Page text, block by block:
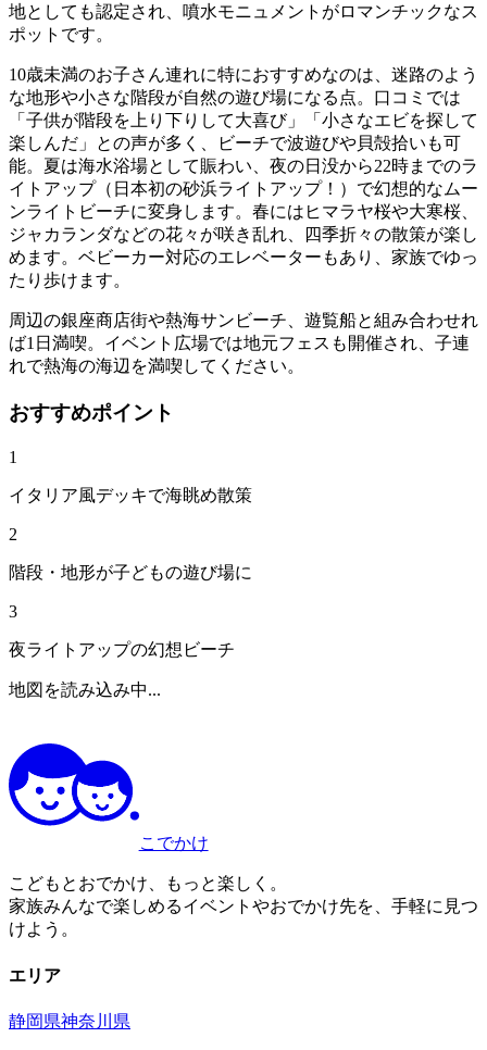
地としても認定され、噴水モニュメントがロマンチックなス
ポットです。
10歳未満のお子さん連れに特におすすめなのは、迷路のよう
な地形や小さな階段が自然の遊び場になる点。口コミでは
「子供が階段を上り下りして大喜び」「小さなエビを探して
楽しんだ」との声が多く、ビーチで波遊びや貝殻拾いも可
能。夏は海水浴場として賑わい、夜の日没から22時までのラ
イトアップ（日本初の砂浜ライトアップ！）で幻想的なムー
ンライトビーチに変身します。春にはヒマラヤ桜や大寒桜、
ジャカランダなどの花々が咲き乱れ、四季折々の散策が楽し
めます。ベビーカー対応のエレベーターもあり、家族でゆっ
たり歩けます。
周辺の銀座商店街や熱海サンビーチ、遊覧船と組み合わせれ
ば1日満喫。イベント広場では地元フェスも開催され、子連
れで熱海の海辺を満喫してください。
おすすめポイント
1
イタリア風デッキで海眺め散策
2
階段・地形が子どもの遊び場に
3
夜ライトアップの幻想ビーチ
地図を読み込み中...
こでかけ
こどもとおでかけ、もっと楽しく。
家族みんなで楽しめるイベントやおでかけ先を、手軽に見つ
けよう。
エリア
静岡県神奈川県